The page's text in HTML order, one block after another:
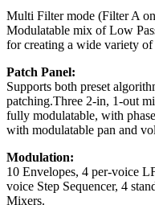
Multi Filter mode (Filter A
Modulatable mix of Low
for creating a wide variety
Patch Panel:
Supports both preset
patching.Three 2-in, 1-out
fully modulatable, with
with modulatable pan and
Modulation:
10 Envelopes, 4 per-voice
voice Step Sequencer, 4
Mixers.